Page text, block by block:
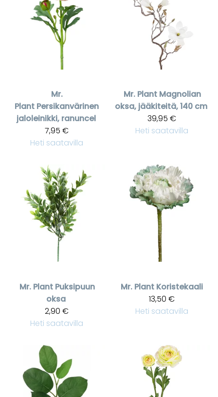
Mr.
Plant Persikanvärinen
jaloleinikki, ranuncel
7,95 €
Heti saatavilla
Mr. Plant Magnolian
oksa, jääkiteitä, 140 cm
39,95 €
Heti saatavilla
Mr. Plant Puksipuun
oksa
2,90 €
Heti saatavilla
Mr. Plant Koristekaali
13,50 €
Heti saatavilla